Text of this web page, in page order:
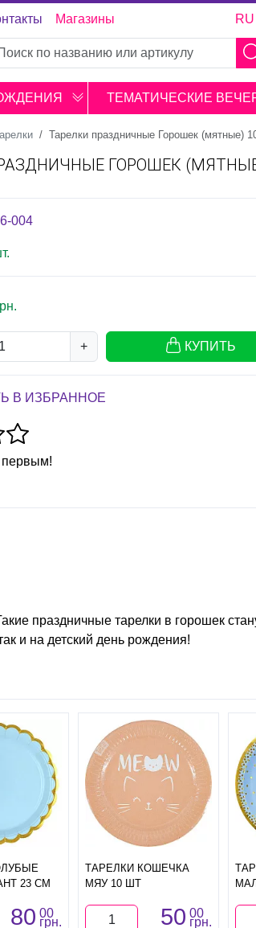
Магазины RU
ТЕМАТИЧЕСКИЕ
Тарелки праздничные Горошек (мятные)
ГОРОШЕК
004
+ КУПИТЬ
В ИЗБРАННОЕ
первым!
праздничные тарелки в горошек
и на детский день рождения!
23 СМ
80 00
грн.
ТАРЕЛКИ КОШЕЧКА
МЯУ 10 ШТ
50 00
грн.